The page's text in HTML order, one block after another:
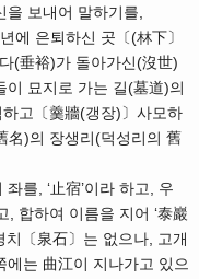
보내어 말하기를,
에 은퇴하신 곳〔(林下〕
(垂裕)가 돌아가신(沒世)
이 묘지로 가는 길(墓道)의
고〔羹牆(갱장)〕사모하
名)의 장생리(덕성리의 舊
를, ‘止宿’이라 하고, 우
, 합하여 이름을 지어 ‘泰巖
치〔泉石〕는 없으나, 고개
는 曲江이 지나가고 있으